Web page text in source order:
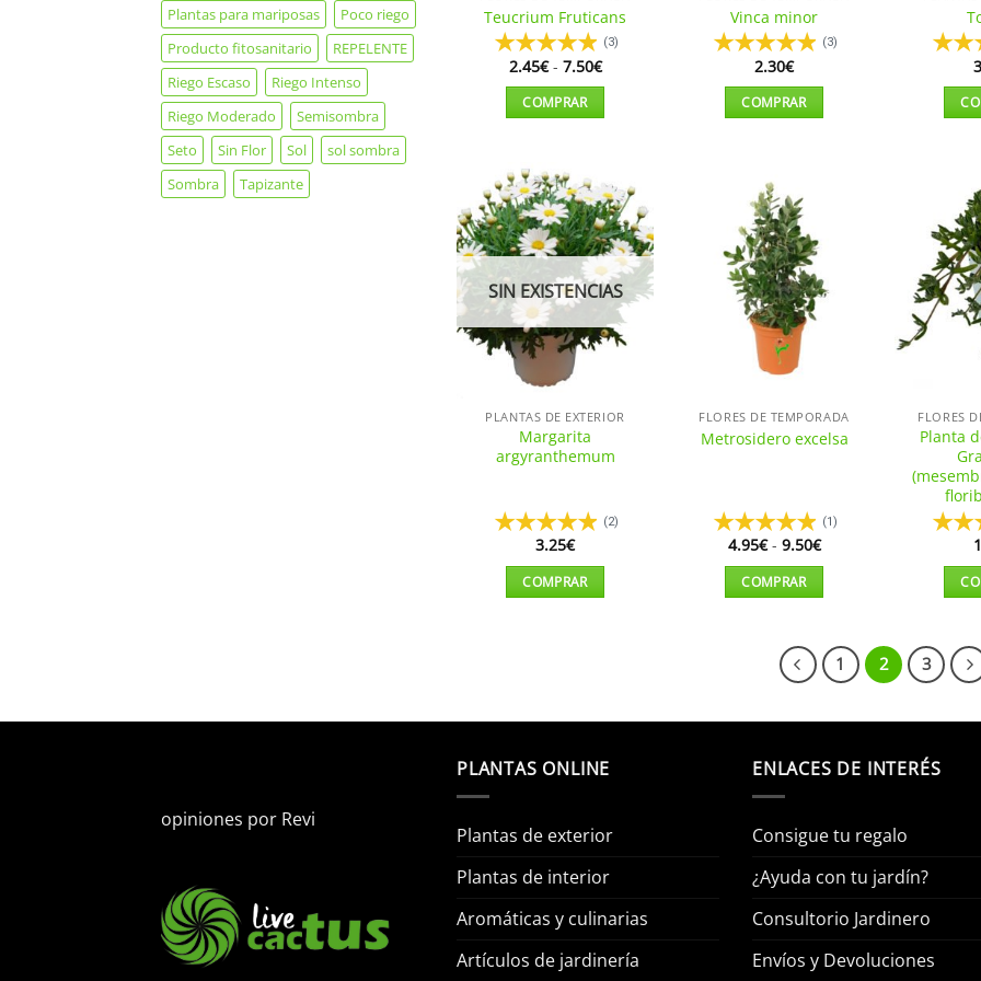
Plantas para mariposas
Poco riego
Producto fitosanitario
REPELENTE
Riego Escaso
Riego Intenso
Riego Moderado
Semisombra
Seto
Sin Flor Sol
sol sombra
Sombra
Tapizante
página
de
producto
página
de
producto
Teucrium Fruticans
(3)
2.45€ - 7.50€Rango
desde
COMPRAR
tiene
múltiples
variantes.
Las
opciones
se
pueden
elegir
en
página
de
Vinca minor
(3)
2.30€
COMPRAR
Añadir
a la
lista de
deseos
SIN EXISTENCIAS
PLANTAS DE EXTERIOR
Margarita
argyranthemum
(2)
3.25€
COMPRAR
opciones
elegir
la
página
de
producto
lista de
deseos
FLORES DE TEMPORADA
Metrosidero excelsa
(1)
4.95€ - 9.50€Rango
desde
COMPRAR
tiene
múltiples
opciones
elegir
la
página
producto
FLORES
Planta
1 2 3
opiniones por Revi
PLANTAS ONLINE
Plantas de exterior
Plantas de interior
Aromáticas y culinarias
Artículos de jardinería
ENLACES DE INTERÉS
Consigue tu regalo
¿Ayuda con tu jardín?
Consultorio Jardinero
Envíos y Devoluciones